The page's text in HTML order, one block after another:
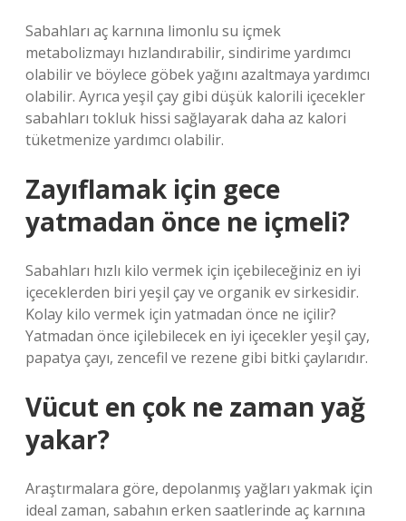
Sabahları aç karnına limonlu su içmek
metabolizmayı hızlandırabilir, sindirime yardımcı
olabilir ve böylece göbek yağını azaltmaya yardımcı
olabilir. Ayrıca yeşil çay gibi düşük kalorili içecekler
sabahları tokluk hissi sağlayarak daha az kalori
tüketmenize yardımcı olabilir.
Zayıflamak için gece
yatmadan önce ne içmeli?
Sabahları hızlı kilo vermek için içebileceğiniz en iyi
içeceklerden biri yeşil çay ve organik ev sirkesidir.
Kolay kilo vermek için yatmadan önce ne içilir?
Yatmadan önce içilebilecek en iyi içecekler yeşil çay,
papatya çayı, zencefil ve rezene gibi bitki çaylarıdır.
Vücut en çok ne zaman yağ
yakar?
Araştırmalara göre, depolanmış yağları yakmak için
ideal zaman, sabahın erken saatlerinde aç karnına